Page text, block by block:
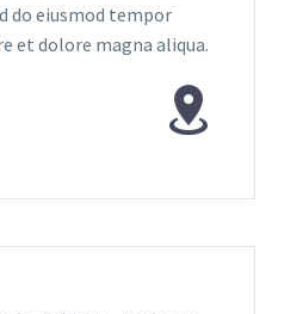
do eiusmod tempor
et dolore magna aliqua.

